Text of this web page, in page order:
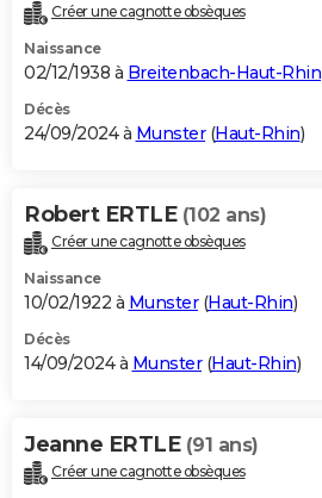
Créer une cagnotte obsèques
Naissance
02/12/1938 à Breitenbach-Haut-Rhin
Décès
24/09/2024 à Munster(Haut-Rhin)
Robert ERTLE (102 ans)
Créer une cagnotte obsèques
Naissance
10/02/1922 à Munster(Haut-Rhin)
Décès
14/09/2024 à Munster(Haut-Rhin)
Jeanne ERTLE (91 ans)
Créer une cagnotte obsèques